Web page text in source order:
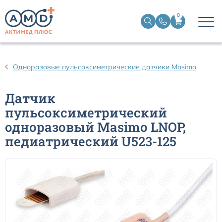
0
Одноразовые пульсоксиметрические датчики Masimo
Датчик
пульсоксиметрический
одноразовый Masimo LNOP,
педиатрический U523-125
Датчики ЭЭГ BIS
Кабели пациента ЭКГ
Кабели для кардиографов